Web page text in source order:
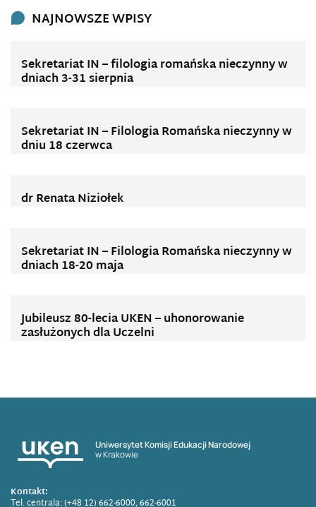
NAJNOWSZE WPISY
Sekretariat IN – filologia romańska nieczynny w
dniach 3-31 sierpnia
Sekretariat IN – Filologia Romańska nieczynny w
dniu 18 czerwca
dr Renata Niziołek
Sekretariat IN – Filologia Romańska nieczynny w
dniach 18-20 maja
Jubileusz 80-lecia UKEN – uhonorowanie
zasłużonych dla Uczelni
Uniwersytet Komisji Edukacji Narodowej
w Krakowie
Kontakt:
Tel. centrala: (+48 12) 662-6000, 662-6001